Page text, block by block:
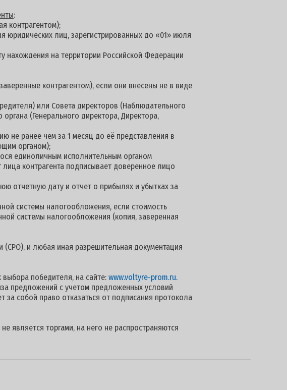
:
контрагентом);
юридических лиц, зарегистрированных до «01» июля
нахождения на территории Российской Федерации
контрагентом), если они внесены не в виде
или Совета директоров (Наблюдательного
(Генерального директора, Директора,
не ранее чем за 1 месяц до её представления в
органом);
единоличным исполнительным органом
контрагента подписывает доверенное лицо
отчетную дату и отчет о прибылях и убытках за
системы налогообложения, если стоимость
системы налогообложения (копия, заверенная
(СРО), и любая иная разрешительная документация
победителя, на сайте: www.voltyre-prom.ru.
предложений с учетом предложенных условий
собой право отказаться от подписания протокола
является торгами, на него не распространяются